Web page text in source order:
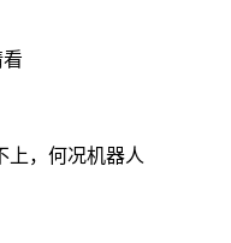
上，何况机器人